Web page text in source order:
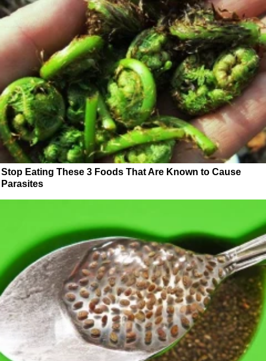
Stop Eating These 3 Foods That Are Known to Cause
Parasites